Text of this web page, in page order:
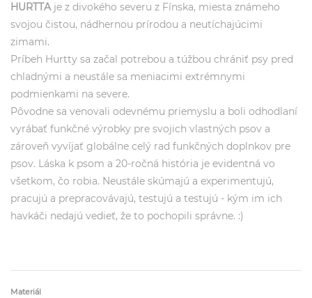
HURTTAje z divokého severu z Fínska, miesta známeho
svojou čistou, nádhernou prírodou a neutíchajúcimi
zimami.
Príbeh Hurtty sa začal potrebou a túžbou chrániť psy pred
chladnými a neustále sa meniacimi extrémnymi
podmienkami na severe.
Pôvodne sa venovali odevnému priemyslu a boli odhodlaní
vyrábať funkčné výrobky pre svojich vlastných psov a
zároveň vyvíjať globálne celý rad funkčných doplnkov pre
psov. Láska k psom a 20-ročná história je evidentná vo
všetkom, čo robia. Neustále skúmajú a experimentujú,
pracujú a prepracovávajú, testujú a testujú - kým im ich
havkáči nedajú vedieť, že to pochopili správne. :)
Materiál